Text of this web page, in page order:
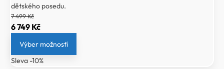
dětského posedu.
7 499Kč
Původní
cena
byla:
7
6 749 KčAktuální
cena
6
Výber možností
Sleva -10%